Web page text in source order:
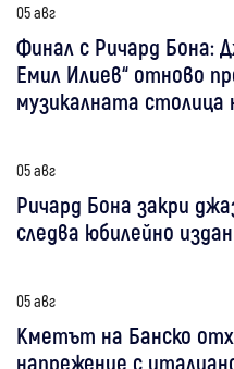
05 авг
Финал с Ричард Бона:
Емил Илиев“ отново
музикалната
05 авг
Ричард Бона закри
следва юбилейно
05 авг
Кметът на Банско
напрежение с